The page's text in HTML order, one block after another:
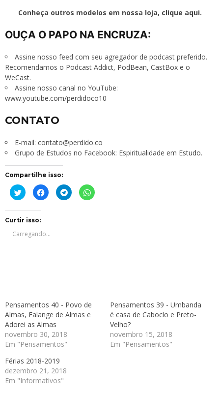
Conheça outros modelos em nossa loja, clique aqui.
OUÇA O PAPO NA ENCRUZA:
Assine nosso feed com seu agregador de podcast preferido.
Recomendamos o Podcast Addict, PodBean, CastBox e o
WeCast.
Assine nosso canal no YouTube:
www.youtube.com/perdidoco10
CONTATO
E-mail: contato@perdido.co
Grupo de Estudos no Facebook: Espiritualidade em Estudo.
Compartilhe isso:
Clique
para
compartilhar
em
janela)
Clique
para
compartilhar
janela)
Clique
para
compartilhar
Clique
para
Curtir isso:
Carregando...
Pensamentos 40 - Povo de
Almas, Falange de Almas e
Adorei as Almas
novembro 30, 2018
Em "Pensamentos"
Pensamentos 39 - Umbanda
é casa de Caboclo e Preto-
Velho?
novembro 15, 2018
Em "Pensamentos"
Férias 2018-2019
dezembro 21, 2018
Em "Informativos"